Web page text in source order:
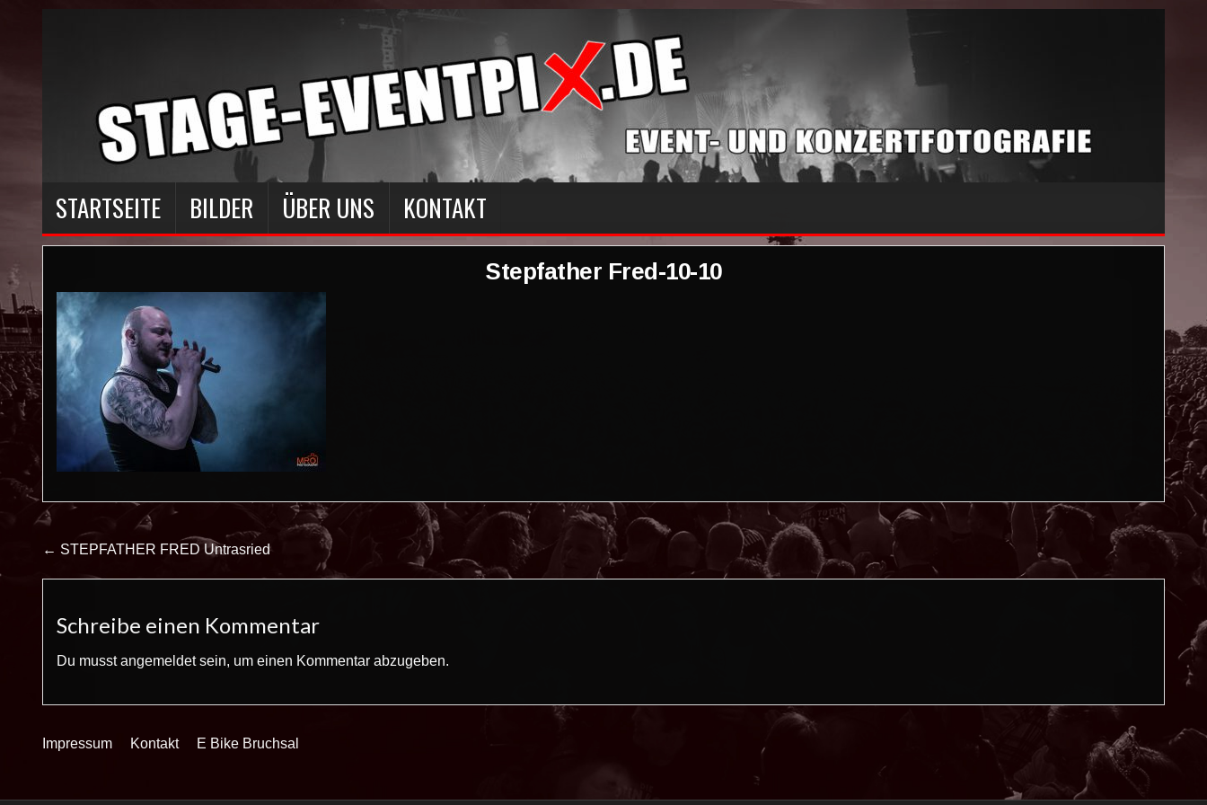
STARTSEITE BILDER ÜBER UNS KONTAKT
Stepfather Fred-10-10
Beitrags-
Navigation
← STEPFATHER FRED Untrasried
Schreibe einen Kommentar
Du musstangemeldetsein, um einen Kommentar abzugeben.
Impressum Kontakt E Bike Bruchsal